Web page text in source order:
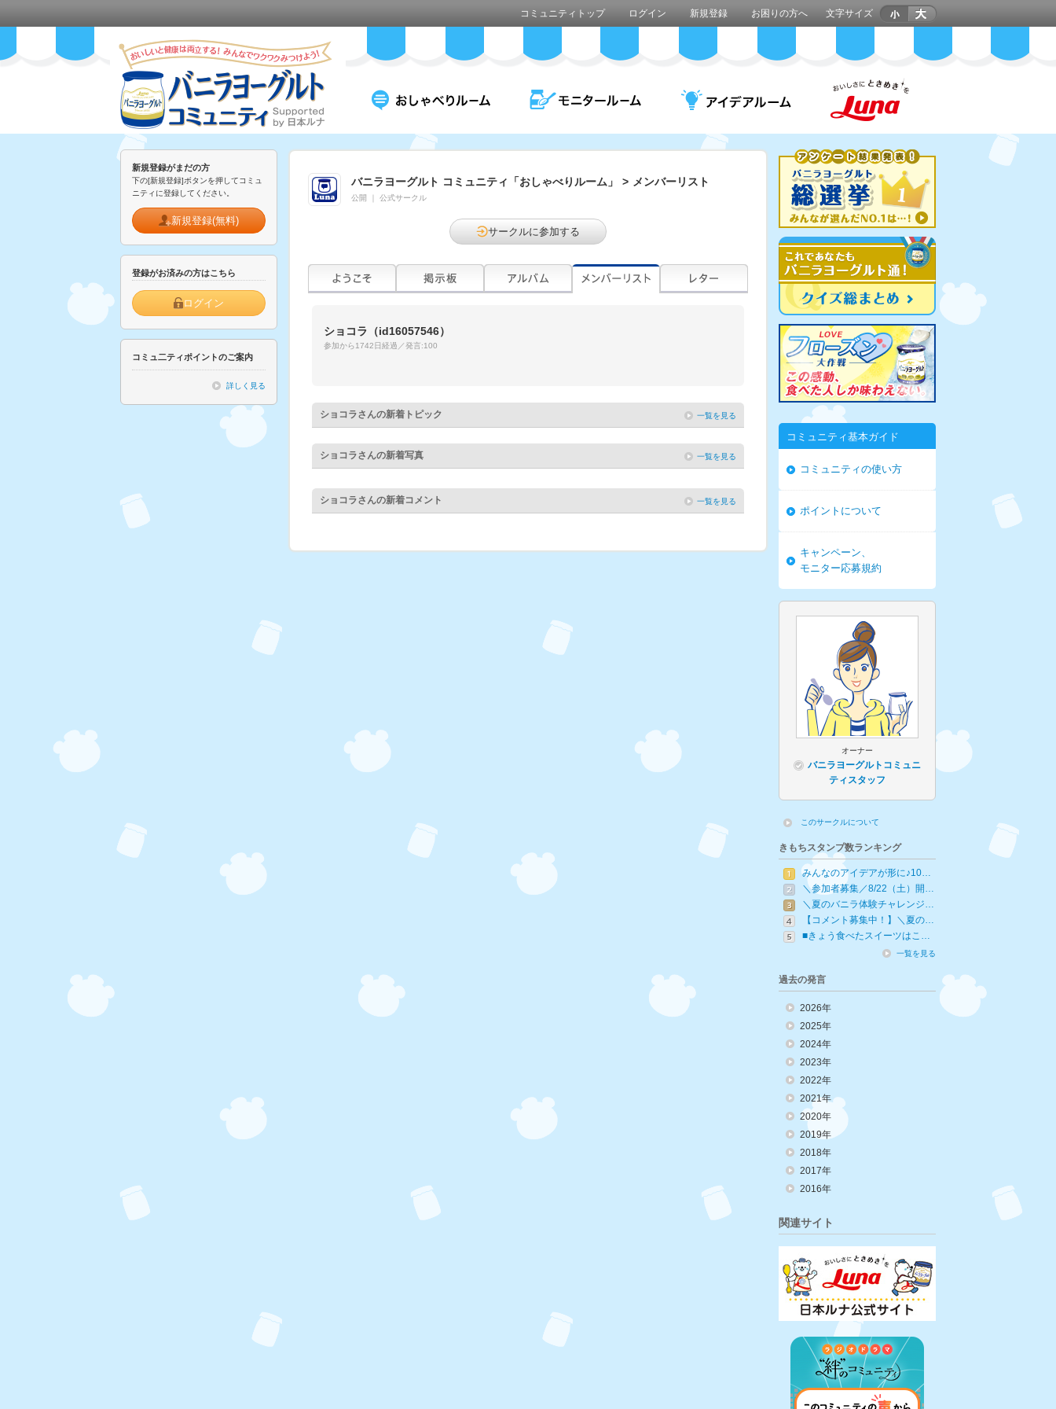
コミュニティトップ ログイン 新規登録 お困りの方へ 文字サイズ
新規登録がまだの方
下の[新規登録]ボタンを押してコミュ
ニティに登録してください。
新規登録(無料)
登録がお済みの方はこちら
ログイン
コミュ二ティポイントのご案内
詳しく見る
バニラヨーグルト コミュニティ「おしゃべりルーム」 > メンバーリスト
公開 公式サークル
サークルに参加する
ショコラ （id16057546）
参加から1742日経過／発言:100
ショコラさんの新着トピック 一覧を見る
ショコラさんの新着写真 一覧を見る
ショコラさんの新着コメント 一覧を見る
コミュニティ基本ガイド
コミュニティの使い方
ポイントについて
キャンペーン、
モニター応募規約
オーナー
バニラヨーグルトコミュニ
ティスタッフ
このサークルについて
きもちスタンプ数ランキング
みんなのアイデアが形に♪10…
＼参加者募集／8/22（土）開…
＼夏のバニラ体験チャレンジ…
【コメント募集中！】＼夏の…
■きょう食べたスイーツはこ…
一覧を見る
過去の発言
2026年
2025年
2024年
2023年
2022年
2021年
2020年
2019年
2018年
2017年
2016年
関連サイト